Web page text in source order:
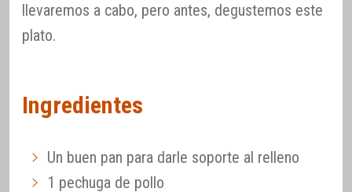
llevaremos a cabo, pero antes, degustemos este
plato.
Ingredientes
Un buen pan para darle soporte al relleno
1 pechuga de pollo